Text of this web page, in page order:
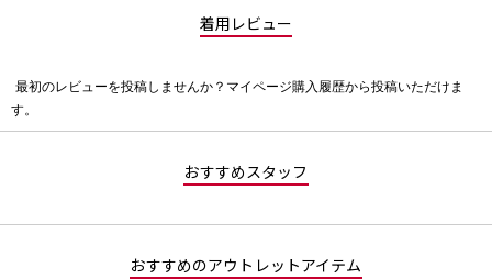
着用レビュー
価
最初のレビューを投稿しませんか？マイページ購入履歴から投稿いただけま
す。
おすすめスタッフ
おすすめのアウトレットアイテム